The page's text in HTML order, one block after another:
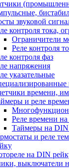
звуковой
контроля тока,
Ограничители
Реле контроля
контроля фаз
напряжения
указательные
времени,
и реле
Реле времени
Таймеры на DIN
и реле
на DIN
выключатели